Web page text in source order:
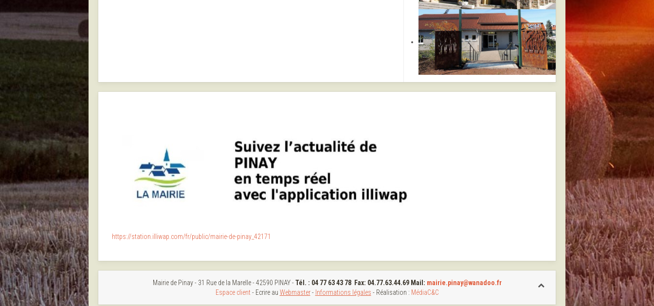
https://station.illiwap.com/fr/public/mairie-de-pinay_42171
Mairie de Pinay - 31 Rue de la Marelle - 42590 PINAY -Tél. : 04 77 63 43 78 Fax: 04.77.63.44.69 Mail: mairie.pinay@wanadoo.fr
Espace client- Ecrire au Webmaster- Informations légales - Réalisation : MédiaC&C